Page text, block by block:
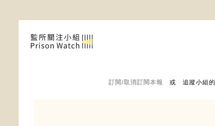
訂閱/取消訂閱本報 或　追蹤小組的